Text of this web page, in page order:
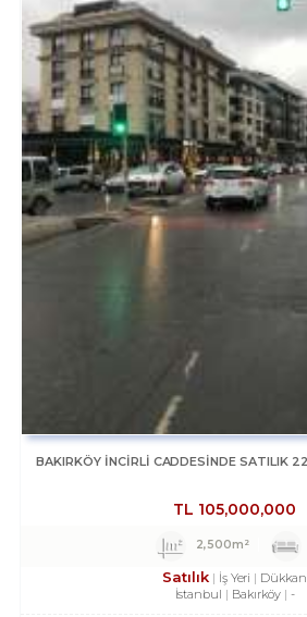
BAKIRKÖY İNCİRLİ CADDESINDE SATILIK
TL 105,000,000
2,500m²
Satılık İş Yeri
Dükkan
İstanbul
Bakırköy -